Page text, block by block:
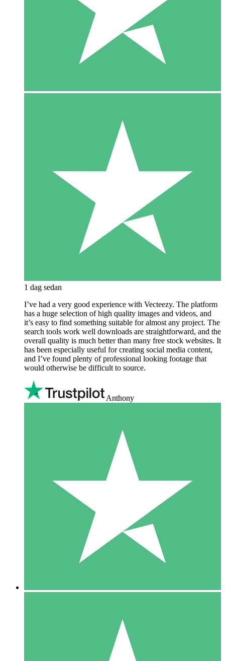
1 dag sedan
I’ve had a very good experience with Vecteezy. The platform
has a huge selection of high quality images and videos, and
it’s easy to find something suitable for almost any project. The
search tools work well downloads are straightforward, and the
overall quality is much better than many free stock websites. It
has been especially useful for creating social media content,
and I’ve found plenty of professional looking footage that
would otherwise be difficult to source.
Anthony